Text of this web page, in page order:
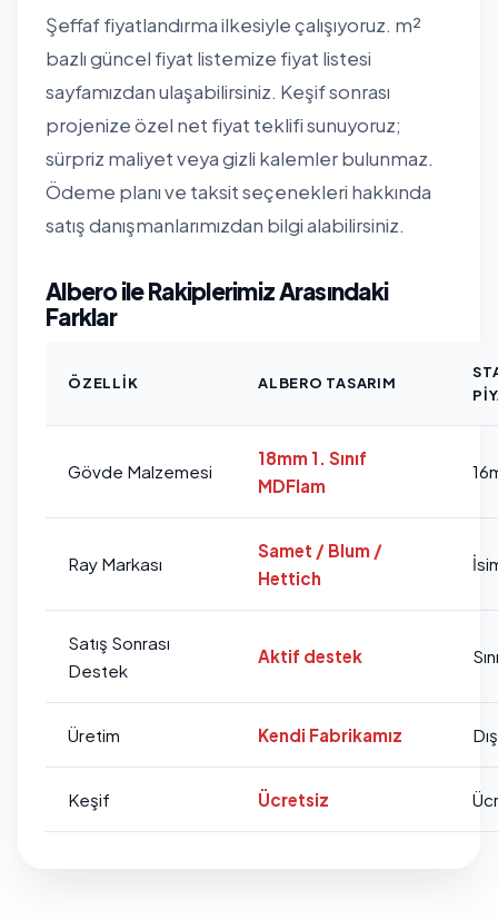
Şeffaf fiyatlandırma ilkesiyle çalışıyoruz. m²
bazlı güncel fiyat listemize fiyat listesi
sayfamızdanulaşabilirsiniz. Keşif sonrası
projenize özel net fiyat teklifi sunuyoruz;
sürpriz maliyet veya gizli kalemler bulunmaz.
Ödeme planı ve taksit seçenekleri hakkında
satış danışmanlarımızdan bilgi alabilirsiniz.
Albero ile Rakiplerimiz Arasındaki
Farklar
ÖZELLIK ALBERO TASARIM
Gövde Malzemesi
18mm 1. Sınıf
MDFlam
Ray Markası
Samet / Blum /
Hettich
Satış Sonrası
Destek
Aktif destek
Üretim Kendi Fabrikamız
Keşif Ücretsiz